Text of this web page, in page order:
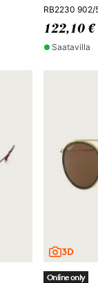
RB2230 902/
122,10 €
Saatavilla
Online only